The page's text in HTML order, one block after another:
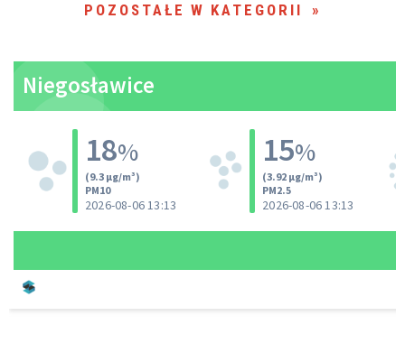
POZOSTAŁE W KATEGORII